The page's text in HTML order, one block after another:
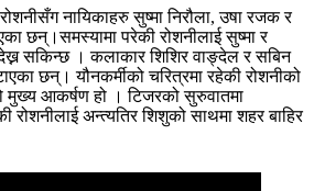
नायिकाहरु सुष्मा निरौला, उषा रजक र
छन्।समस्यामा परेकी रोशनीलाई सुष्मा र
सकिन्छ । कलाकार शिशिर वाङ्देल र सबिन
छन्। यौनकर्मीको चरित्रमा रहेकी रोशनीको
मुख्य आकर्षण हो । टिजरको सुरुवातमा
रोशनीलाई अन्त्यतिर शिशुको साथमा शहर बाहिर